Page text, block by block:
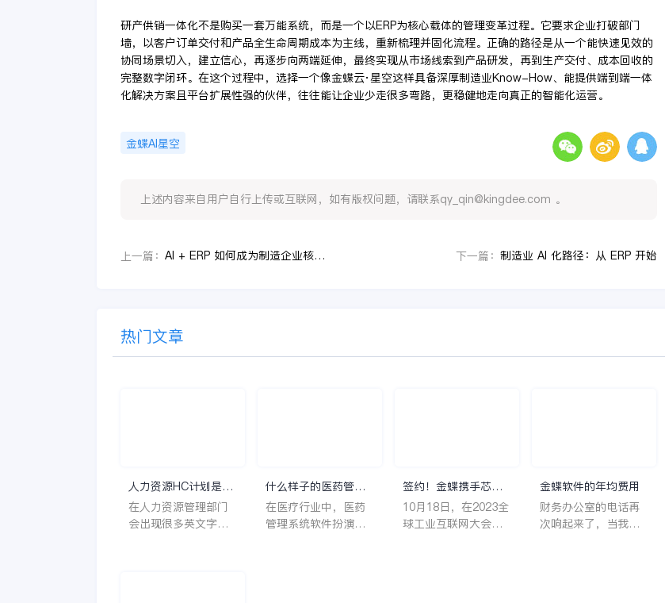
研产供销一体化不是购买一套万能系统，而是一个以ERP为核心载体的管理变革过程。它要求企业打破部门
墙，以客户订单交付和产品全生命周期成本为主线，重新梳理并固化流程。正确的路径是从一个能快速见效的
协同场景切入，建立信心，再逐步向两端延伸，最终实现从市场线索到产品研发，再到生产交付、成本回收的
完整数字闭环。在这个过程中，选择一个像金蝶云·星空这样具备深厚制造业Know-How、能提供端到端一体
化解决方案且平台扩展性强的伙伴，往往能让企业少走很多弯路，更稳健地走向真正的智能化运营。
金蝶AI星空
上述内容来自用户自行上传或互联网，如有版权问题，请联系qy_qin@kingdee.com 。
上一篇： AI + ERP 如何成为制造企业核心竞争力 下一篇： 制造业 AI 化路径：从 ERP 开始
热门文章
人力资源HC计划是什
么意思？
在人力资源管理部门
会出现很多英文字母
什么样子的医药管理
系统软件更好用？
在医疗行业中，医药
管理系统软件扮演着
签约！金蝶携手芯源
微，助力半导体装备
制造领先企业迈向世
10月18日，在2023全
球工业互联网大会期
金蝶软件的年均费用
财务办公室的电话再
次响起来了，当我拿